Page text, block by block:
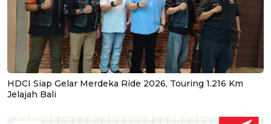
HDCI Siap Gelar Merdeka Ride 2026, Touring 1.216 Km
Jelajah Bali